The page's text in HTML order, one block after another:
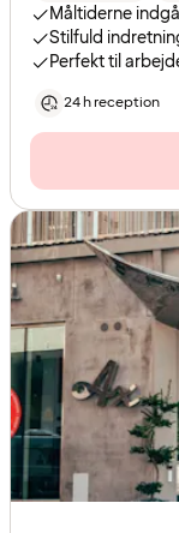
Måltiderne
Stilfuld
Perfekt til
24 h reception